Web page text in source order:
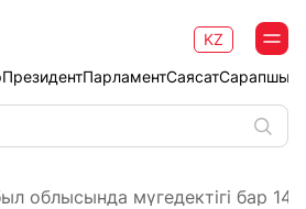
ПрезидентПарламентСаясат
KZ
облысында мүгедектігі бар 14